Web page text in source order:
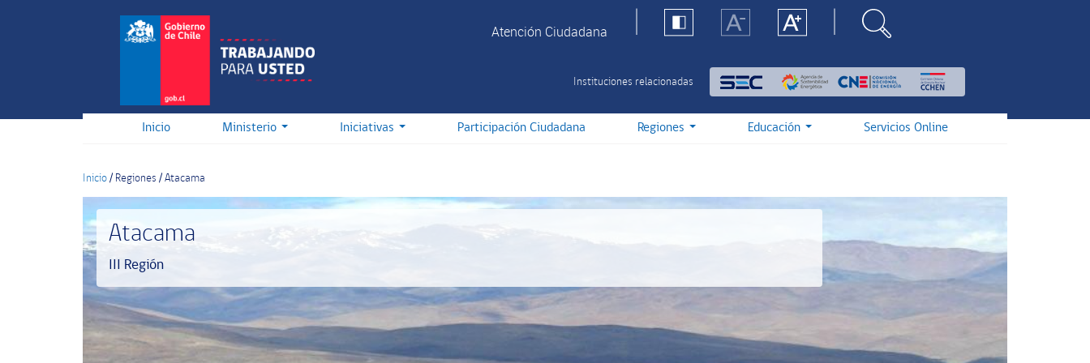
Atención Ciudadana
Instituciones relacionadas
Inicio Ministerio Iniciativas Participación Ciudadana Regiones Educación Servicios Online
Inicio/ Regiones /Atacama
Atacama
III Región